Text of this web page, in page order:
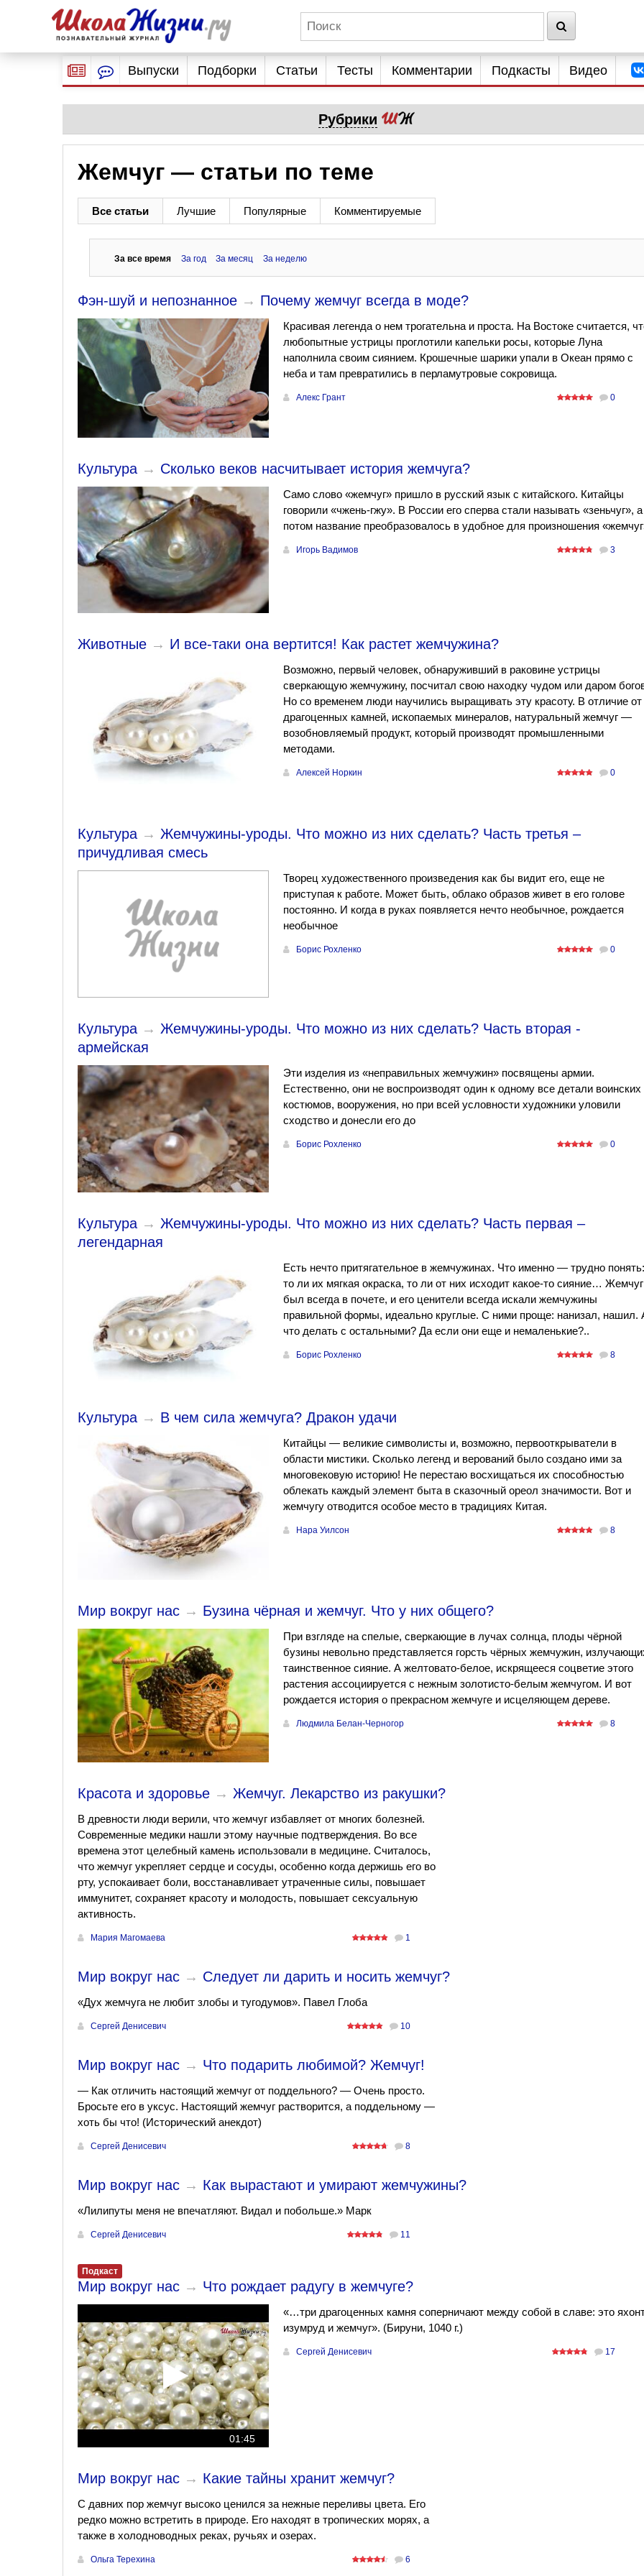
Выпуски Подборки Статьи Тесты Комментарии Подкасты Видео
Рубрики
Жемчуг — статьи по теме
Все статьи Лучшие Популярные Комментируемые
За все время За год За месяц За неделю
Фэн-шуй и непознанное → Почему жемчуг всегда в моде?
Красивая легенда о нем трогательна и проста. На Востоке считается,
любопытные устрицы проглотили капельки росы, которые Луна
наполнила своим сиянием. Крошечные шарики упали в Океан прямо с
неба и там превратились в перламутровые сокровища.
Алекс Грант 0
Культура → Сколько веков насчитывает история жемчуга?
Само слово «жемчуг» пришло в русский язык с китайского. Китайцы
говорили «чжень-гжу». В России его сперва стали называть «зеньчуг», а
потом название преобразовалось в удобное для произношения
Игорь Вадимов 3
Животные → И все-таки она вертится! Как растет жемчужина?
Возможно, первый человек, обнаруживший в раковине устрицы
сверкающую жемчужину, посчитал свою находку чудом или даром
Но со временем люди научились выращивать эту красоту. В отличие от
драгоценных камней, ископаемых минералов, натуральный жемчуг —
возобновляемый продукт, который производят промышленными
методами.
Алексей Норкин 0
Культура → Жемчужины-уроды. Что можно из них сделать? Часть третья –
причудливая смесь
Творец художественного произведения как бы видит его, еще не
приступая к работе. Может быть, облако образов живет в его голове
постоянно. И когда в руках появляется нечто необычное, рождается
необычное
Борис Рохленко 0
Культура → Жемчужины-уроды. Что можно из них сделать? Часть вторая -
армейская
Эти изделия из «неправильных жемчужин» посвящены армии.
Естественно, они не воспроизводят один к одному все детали воинских
костюмов, вооружения, но при всей условности художники уловили
сходство и донесли его до
Борис Рохленко 0
Культура → Жемчужины-уроды. Что можно из них сделать? Часть первая –
легендарная
Есть нечто притягательное в жемчужинах. Что именно — трудно понять:
то ли их мягкая окраска, то ли от них исходит какое-то сияние… Жемчуг
был всегда в почете, и его ценители всегда искали жемчужины
правильной формы, идеально круглые. С ними проще: нанизал, нашил.
что делать с остальными? Да если они еще и немаленькие?..
Борис Рохленко 8
Культура → В чем сила жемчуга? Дракон удачи
Китайцы — великие символисты и, возможно, первооткрыватели в
области мистики. Сколько легенд и верований было создано ими за
многовековую историю! Не перестаю восхищаться их способностью
облекать каждый элемент быта в сказочный ореол значимости. Вот и
жемчугу отводится особое место в традициях Китая.
Нара Уилсон 8
Мир вокруг нас → Бузина чёрная и жемчуг. Что у них общего?
При взгляде на спелые, сверкающие в лучах солнца, плоды чёрной
бузины невольно представляется горсть чёрных жемчужин,
таинственное сияние. А желтовато-белое, искрящееся соцветие этого
растения ассоциируется с нежным золотисто-белым жемчугом. И вот
рождается история о прекрасном жемчуге и исцеляющем дереве.
Людмила Белан-Черногор 8
Красота и здоровье → Жемчуг. Лекарство из ракушки?
В древности люди верили, что жемчуг избавляет от многих болезней.
Современные медики нашли этому научные подтверждения. Во все
времена этот целебный камень использовали в медицине. Считалось,
что жемчуг укрепляет сердце и сосуды, особенно когда держишь его во
рту, успокаивает боли, восстанавливает утраченные силы, повышает
иммунитет, сохраняет красоту и молодость, повышает сексуальную
активность.
Мария Магомаева 1
Мир вокруг нас → Следует ли дарить и носить жемчуг?
«Дух жемчуга не любит злобы и тугодумов». Павел Глоба
Сергей Денисевич 10
Мир вокруг нас → Что подарить любимой? Жемчуг!
— Как отличить настоящий жемчуг от поддельного? — Очень просто.
Бросьте его в уксус. Настоящий жемчуг растворится, а поддельному —
хоть бы что! (Исторический анекдот)
Сергей Денисевич 8
Мир вокруг нас → Как вырастают и умирают жемчужины?
«Лилипуты меня не впечатляют. Видал и побольше.» Марк
Сергей Денисевич 11
Подкаст
Мир вокруг нас → Что рождает радугу в жемчуге?
01:45
«…три драгоценных камня соперничают между собой в славе: это
изумруд и жемчуг». (Бируни, 1040 г.)
Сергей Денисевич 17
Мир вокруг нас → Какие тайны хранит жемчуг?
С давних пор жемчуг высоко ценился за нежные переливы цвета. Его
редко можно встретить в природе. Его находят в тропических морях, а
также в холодноводных реках, ручьях и озерах.
Ольга Терехина 6